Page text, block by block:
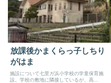
放課後かまくらっ子しちり
がはま
施設について七里ガ浜小学校の学童保育施
設。学校の敷地に隣接しているが、高...